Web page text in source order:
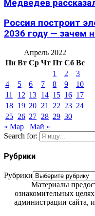
Медведев
Россия построит
2036 году — зачем
Апрель 2022
Пн Вт Ср Чт Пт Сб Вс
1
2
3
4
5 6 7 8 9
10
11
12 13 14 15 16 17
18 19 20 21 22 23 24
25 26 27 28 29 30
« Мар
Май »
Search for:
Рубрики
Рубрики
Материалы
ознакомительных
администрации сайта,